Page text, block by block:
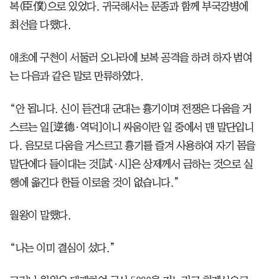
복(臣僕)으로 있었다. 귀국해서는 문종과 함께 부국강병에
최선을 다했다.
애초에 구천이 서둘러 오나라에 보복 공격을 하려 하자 범여
는 다음과 같은 말로 만류하였다.
“안 됩니다. 신이 듣건대 군대는 흉기이며 전쟁은 다움을 거
스르는 일[逆德·역덕]이니 싸움이란 일 중에서 맨 말단입니
다. 음모로 다움을 거스르고 흉기를 즐겨 사용하여 자기 몸을
말단에다 들이대는 것[試·시]은 상제께서 금하는 것으로 실
행에 옮긴다 한들 이로울 것이 없습니다.”
월왕이 말했다.
“나는 이미 결심이 섰다.”